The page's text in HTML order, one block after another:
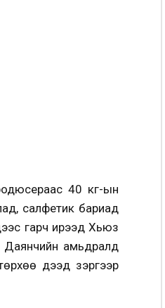
40 кг-ын
салфетик бариад
гарч ирээд Хьюз
Даянчийн амьдралд
дээд зэргээр